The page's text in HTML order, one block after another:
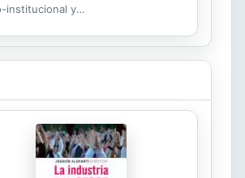
institucional y